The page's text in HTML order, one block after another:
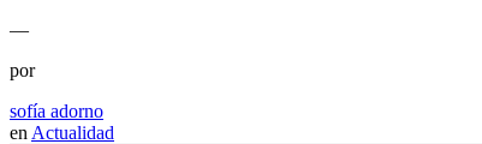
—
por
sofía adorno
en Actualidad